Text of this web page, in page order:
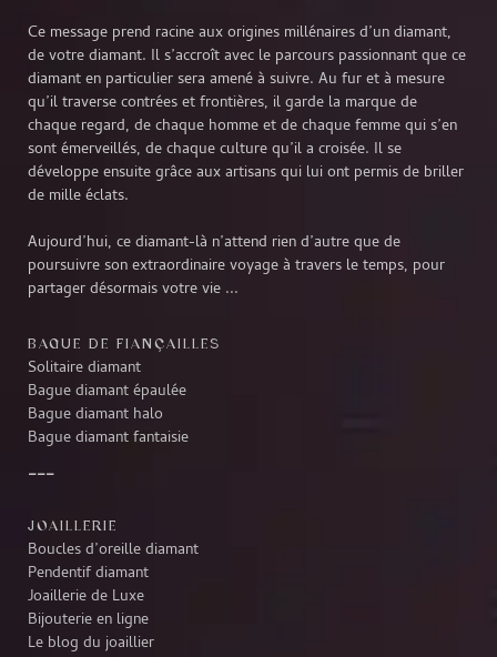
Ce message prend racine aux origines millénaires d’un diamant,
de votre diamant. Il s’accroît avec le parcours passionnant que ce
diamant en particulier sera amené à suivre. Au fur et à mesure
qu’il traverse contrées et frontières, il garde la marque de
chaque regard, de chaque homme et de chaque femme qui s’en
sont émerveillés, de chaque culture qu’il a croisée. Il se
développe ensuite grâce aux artisans qui lui ont permis de briller
de mille éclats.
Aujourd’hui, ce diamant-là n’attend rien d’autre que de
poursuivre son extraordinaire voyage à travers le temps, pour
partager désormais votre vie ...
BAGUE DE FIANÇAILLES
Solitaire diamant
Bague diamant épaulée
Bague diamant halo
Bague diamant fantaisie
JOAILLERIE
Boucles d’oreille diamant
Pendentif diamant
Joaillerie de Luxe
Bijouterie en ligne
Le blog du joaillier